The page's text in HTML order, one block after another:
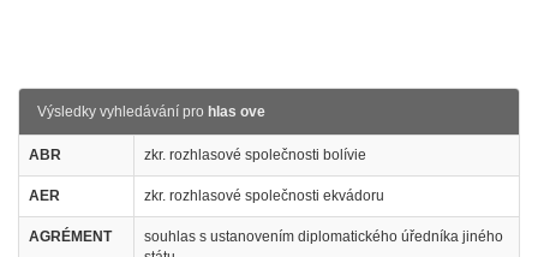
Výsledky vyhledávání pro hlas ove
ABR zkr. rozhlasové společnosti bolívie
AER zkr. rozhlasové společnosti ekvádoru
AGRÉMENT
souhlas s ustanovením diplomatického úředníka jiného